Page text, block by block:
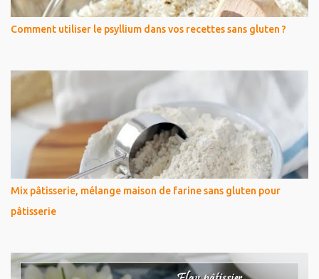
Comment utiliser le psyllium dans vos recettes sans gluten ?
Mix pâtisserie, mélange maison de farine sans gluten pour
pâtisserie